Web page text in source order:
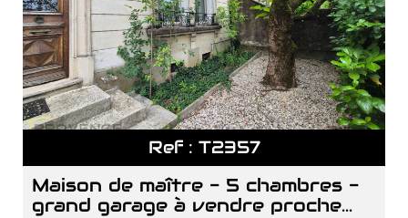
Ref : T2357
maison de maître - 5 chambres -
grand garage à vendre proche...